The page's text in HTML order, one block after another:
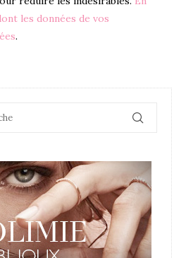
les données de vos
.